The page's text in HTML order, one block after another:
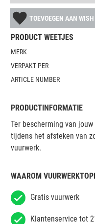
TOEVOEGEN AAN
PRODUCT WEETJES
MERK
VERPAKT PER
ARTICLE NUMBER
PRODUCTINFORMATIE
Ter bescherming van
tijdens het afsteken van
vuurwerk.
WAAROM
Gratis vuurwerk
Klantenservice tot